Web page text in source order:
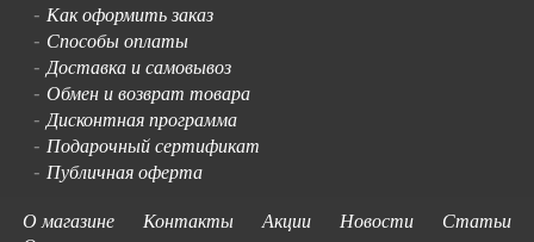
- Как оформить заказ
- Способы оплаты
-Доставка и самовывоз
- Обмен и возврат товара
-Дисконтная программа
- Подарочный сертификат
- Публичная оферта
О магазине
Контакты Акции Новости
Статьи